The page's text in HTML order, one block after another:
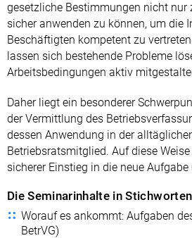
gesetzliche Bestimmungen nicht nur
sicher anwenden zu können, um die
Beschäftigten kompetent zu
lassen sich bestehende Probleme
Arbeitsbedingungen aktiv
Daher liegt ein besonderer
der Vermittlung des
dessen Anwendung in der
Betriebsratsmitglied. Auf diese
sicherer Einstieg in die neue
Die Seminarinhalte in
Worauf es ankommt: Aufgaben
BetrVG)